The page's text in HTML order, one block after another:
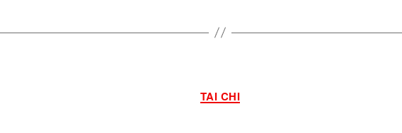
Catégories
TAI CHI